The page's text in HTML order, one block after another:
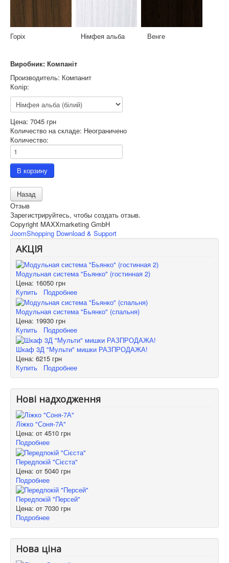
Горіх Німфея альба Венге
Виробник: Компаніт
Производитель: Компанит
Колір:
Цена: 7045 грн
Количество на складе: Неограничено
Количество:
Отзыв
Зарегистрируйтесь, чтобы создать отзыв.
Copyright MAXXmarketing GmbH
JoomShopping Download & Support
АКЦІЯ
Модульная система "Бьянко" (гостинная 2)
Цена: 16050 грн
Купить
Подробнее
Модульная система "Бьянко" (спальня)
Цена: 19930 грн
Купить
Подробнее
Шкаф 3Д "Мульти" мишки РАЗПРОДАЖА!
Цена: 6215 грн
Купить
Подробнее
Нові надходження
Ліжко "Соня-7А"
Цена: от 4510 грн
Подробнее
Передпокій "Сієста"
Цена: от 5040 грн
Подробнее
Передпокій "Персей"
Цена: от 7030 грн
Подробнее
Нова ціна